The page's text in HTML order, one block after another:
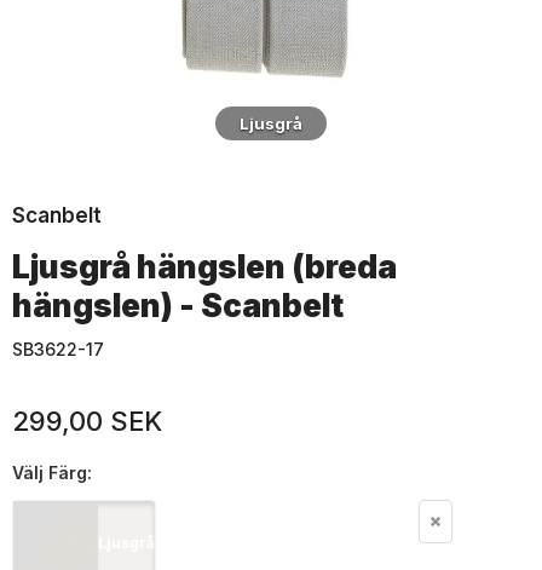
Ljusgrå
Scanbelt
Ljusgrå hängslen (breda
hängslen) - Scanbelt
SB3622-17
299,00 SEK
Välj Färg:
Ljusgrå